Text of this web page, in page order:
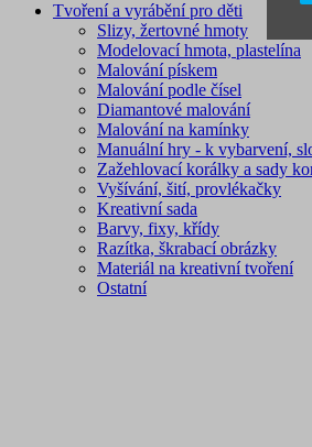
Tvoření a vyrábění pro děti
Slizy, žertovné hmoty
Modelovací hmota, plastelína
Malování pískem
Malování podle čísel
Diamantové malování
Malování na kamínky
Manuální hry - k vybarvení,
Zažehlovací korálky a sady
Vyšívání, šití, provlékačky
Kreativní sada
Barvy, fixy, křídy
Razítka, škrabací obrázky
Materiál na kreativní tvoření
Ostatní